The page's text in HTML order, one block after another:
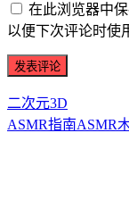
在此浏览器中
以便下次评论时使
二次元3D
ASMR指南ASMR